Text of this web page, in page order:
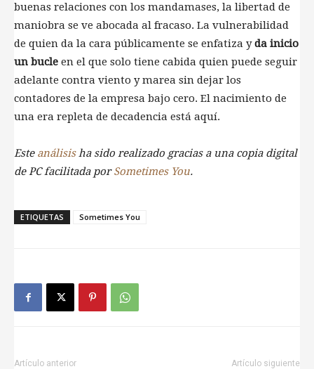
buenas relaciones con los mandamases, la libertad de
maniobra se ve abocada al fracaso. La vulnerabilidad
de quien da la cara públicamente se enfatiza yda inicio
un bucle en el que solo tiene cabida quien puede seguir
adelante contra viento y marea sin dejar los
contadores de la empresa bajo cero. El nacimiento de
una era repleta de decadencia está aquí.
Este análisisha sido realizado gracias a una copia digital
de PC facilitada porSometimes You.
ETIQUETAS Sometimes You
Artículo anterior Artículo siguiente